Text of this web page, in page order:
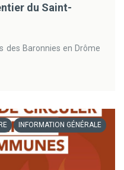
du Saint-
des Baronnies en Drôme
INFORMATION GÉNÉRALE